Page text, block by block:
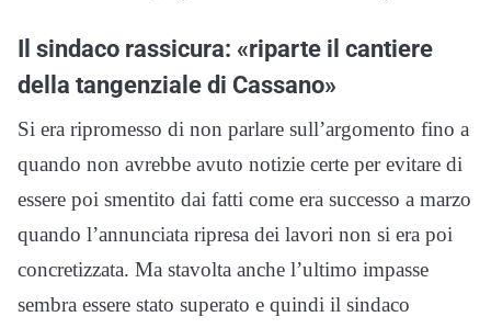
Il sindaco rassicura: «riparte il cantiere
della tangenziale di Cassano»
Si era ripromesso di non parlare sull’argomento fino a
quando non avrebbe avuto notizie certe per evitare di
essere poi smentito dai fatti come era successo a marzo
quando l’annunciata ripresa dei lavori non si era poi
concretizzata. Ma stavolta anche l’ultimo impasse
sembra essere stato superato e quindi il sindaco